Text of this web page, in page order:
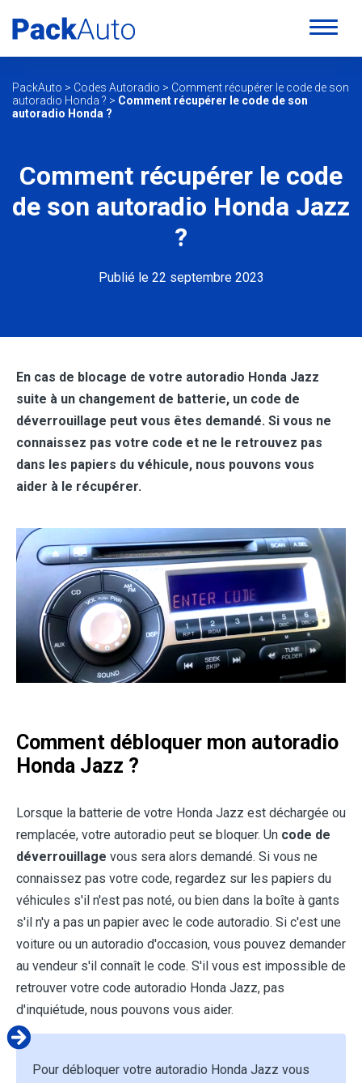
PackAuto > Codes Autoradio > Comment récupérer le code de son
autoradio Honda ? > Comment récupérer le code de son
autoradio Honda ?
Comment récupérer le code
de son autoradio Honda Jazz
?
Publié le 22 septembre 2023
En cas de blocage de votre autoradio Honda Jazz
suite à un changement de batterie, un code de
déverrouillage peut vous êtes demandé. Si vous ne
connaissez pas votre code et ne le retrouvez pas
dans les papiers du véhicule, nous pouvons vous
aider à le récupérer.
Comment débloquer mon autoradio
Honda Jazz ?
Lorsque la batterie de votre Honda Jazz est déchargée ou
remplacée, votre autoradio peut se bloquer. Un code de
déverrouillage vous sera alors demandé. Si vous ne
connaissez pas votre code, regardez sur les papiers du
véhicules s'il n'est pas noté, ou bien dans la boîte à gants
s'il n'y a pas un papier avec le code autoradio. Si c'est une
voiture ou un autoradio d'occasion, vous pouvez demander
au vendeur s'il connaît le code. S'il vous est impossible de
retrouver votre code autoradio Honda Jazz, pas
d'inquiétude, nous pouvons vous aider.
Pour débloquer votre autoradio Honda Jazz vous